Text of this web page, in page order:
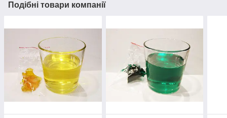
Подібні товари компанії